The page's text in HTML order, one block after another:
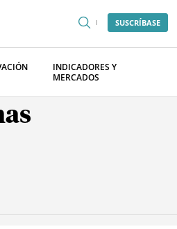
SUSCRÍBASE
INDICADORES Y
MERCADOS